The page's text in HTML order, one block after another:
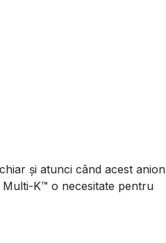
și atunci când acest anion
K™ o necesitate pentru